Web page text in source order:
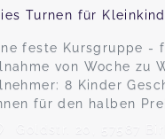
Turnen für
feste Kursgruppe -
von Woche zu
8 Kinder
für den halben
Goldstr. 20, 57587